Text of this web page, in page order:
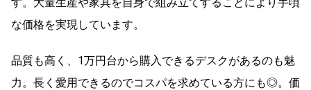
な価格を実現しています。
品質も高く、1万円台から購入できるデスクがあるのも魅
力。長く愛用できるのでコスパを求めている方にも◎。価